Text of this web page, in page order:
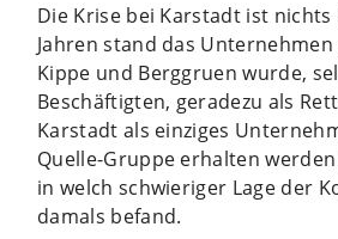
Die Krise bei Karstadt ist
Jahren stand das
Kippe und Berggruen wurde,
Beschäftigten, geradezu als
Karstadt als einziges
Quelle-Gruppe erhalten
in welch schwieriger Lage der
damals befand.